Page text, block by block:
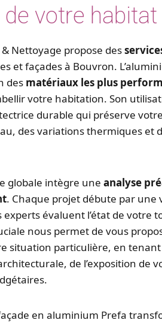
votre habitat
Nettoyage propose des
et façades à Bouvron.
des matériaux les plus
votre habitation. Son
durable qui préserve
des variations thermiques et
globale intègre une analyse
. Chaque projet débute par une
experts évaluent l’état de votre
nous permet de vous
situation particulière, en
de l’exposition de
en aluminium Prefa